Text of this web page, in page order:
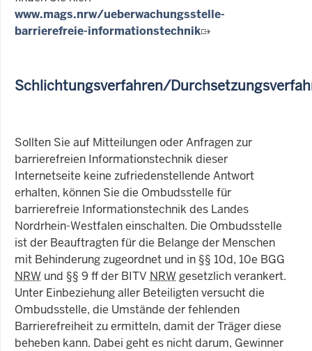
www.mags.nrw/ueberwachungsstelle-
barrierefreie-informationstechnik
Schlichtungsverfahren/
Sollten Sie auf Mitteilungen oder Anfragen zur
barrierefreien Informationstechnik dieser
Internetseite keine zufriedenstellende Antwort
erhalten, können Sie die Ombudsstelle für
barrierefreie Informationstechnik des Landes
Nordrhein-Westfalen einschalten. Die Ombudsstelle
ist der Beauftragten für die Belange der Menschen
mit Behinderung zugeordnet und in §§ 10d, 10e BGG
NRW und §§ 9 ff der BITV NRWgesetzlich verankert.
Unter Einbeziehung aller Beteiligten versucht die
Ombudsstelle, die Umstände der fehlenden
Barrierefreiheit zu ermitteln, damit der Träger diese
beheben kann. Dabei geht es nicht darum, Gewinner